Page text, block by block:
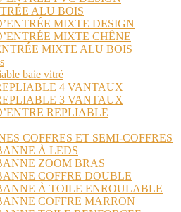
ALU BOIS
MIXTE DESIGN
MIXTE CHÊNE
MIXTE ALU BOIS
baie vitré
4 VANTAUX
3 VANTAUX
REPLIABLE
COFFRES ET SEMI-COFFRES
À LEDS
ZOOM BRAS
COFFRE DOUBLE
À TOILE ENROULABLE
COFFRE MARRON